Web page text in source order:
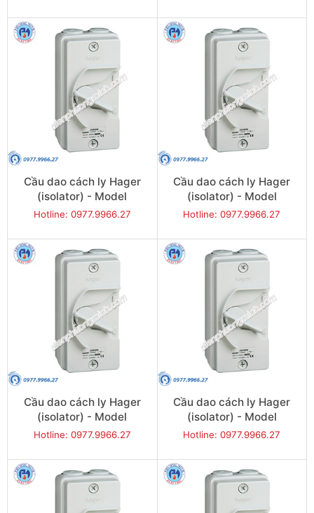
Cầu dao cách ly Hager
(isolator) - Model
JG232IN
Hotline: 0977.9966.27
Cầu dao cách ly Hager
(isolator) - Model
JG240IN
Hotline: 0977.9966.27
Cầu dao cách ly Hager
(isolator) - Model
JG263IN
Hotline: 0977.9966.27
Cầu dao cách ly Hager
(isolator) - Model
JG320IN
Hotline: 0977.9966.27